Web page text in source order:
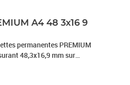
A4 48 3x16 9
permanentes PREMIUM
48,3x16,9 mm sur
par paquet et 6400